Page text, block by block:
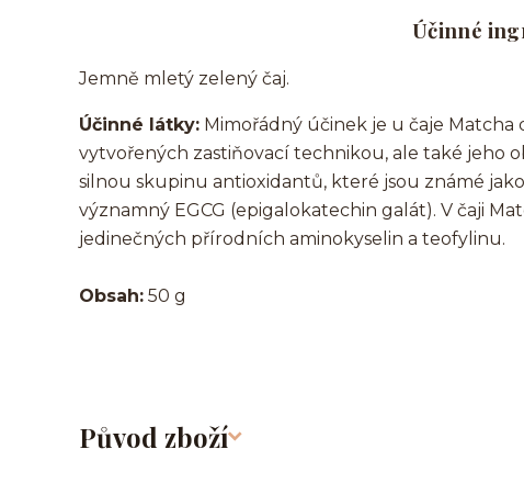
Účinné
Jemně mletý zelený čaj.
Účinné látky: Mimořádný účinek je u čaje
vytvořených zastiňovací technikou, ale také jeho
silnou skupinu antioxidantů, které jsou známé
významný EGCG (epigalokatechin galát). V čaji
jedinečných přírodních aminokyselin a teofylinu.
Obsah: 50 g
Původ zboží